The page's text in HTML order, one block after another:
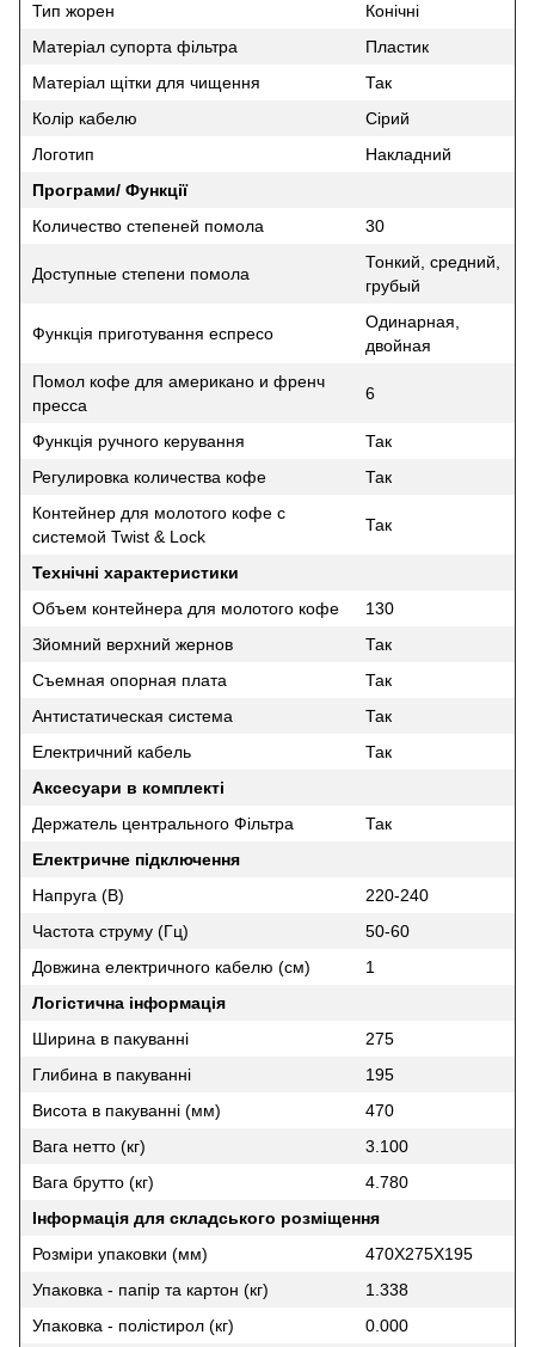
Тип жорен
Конічні
Матеріал супорта фільтра
Пластик
Матеріал щітки для чищення
Так
Колір кабелю
Сірий
Логотип
Накладний
Програми/ Функції
Количество степеней помола
30
Доступные степени помола
Тонкий, средний,
грубый
Функція приготування еспресо
Одинарная,
двойная
Помол кофе для американо и френч
пресса
6
Функція ручного керування
Так
Регулировка количества кофе
Так
Контейнер для молотого кофе с
системой Twist & Lock
Так
Технічні характеристики
Объем контейнера для молотого кофе
130
Зйомний верхний жернов
Так
Съемная опорная плата
Так
Антистатическая система
Так
Електричний кабель
Так
Аксесуари в комплекті
Держатель центрального Фільтра
Так
Електричне підключення
Напруга (В)
220-240
Частота струму (Гц)
50-60
Довжина електричного кабелю (см)
1
Логістична інформація
Ширина в пакуванні
275
Глибина в пакуванні
195
Висота в пакуванні (мм)
470
Вага нетто (кг)
3.100
Вага брутто (кг)
4.780
Інформація для складського розміщення
Розміри упаковки (мм)
470X275X195
Упаковка - папір та картон (кг)
1.338
Упаковка - полістирол (кг)
0.000